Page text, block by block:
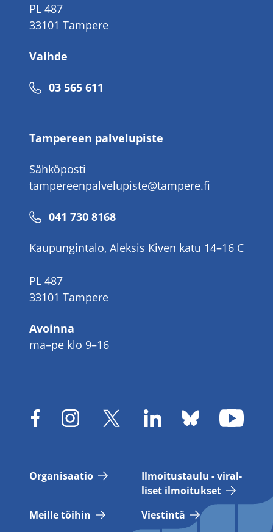
PL 487
33101 Tampere
Vaihde
Puhelinnumero
03 565 611
Tampereen palvelupiste
Sähköposti
tampereenpalvelupiste@tampere.fi
Puhelinnumero
041 730 8168
Kaupungintalo, Aleksis Kiven katu 14–16 C
PL 487
33101 Tampere
Avoinna
ma–pe klo 9–16
Or­ga­ni­saa­tio
Il­moi­tus­tau­lu - vi­ral­
li­set il­moi­tuk­set
Meil­le töi­hin
Vies­tin­tä